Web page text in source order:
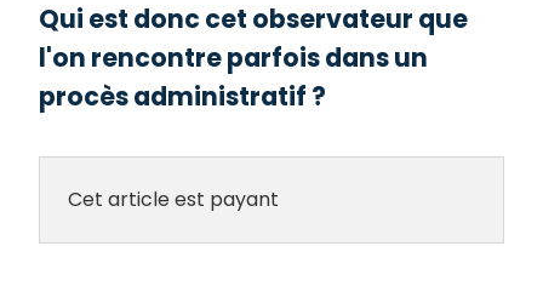
Qui est donc cet observateur que
l'on rencontre parfois dans un
procès administratif ?
Cet article est payant